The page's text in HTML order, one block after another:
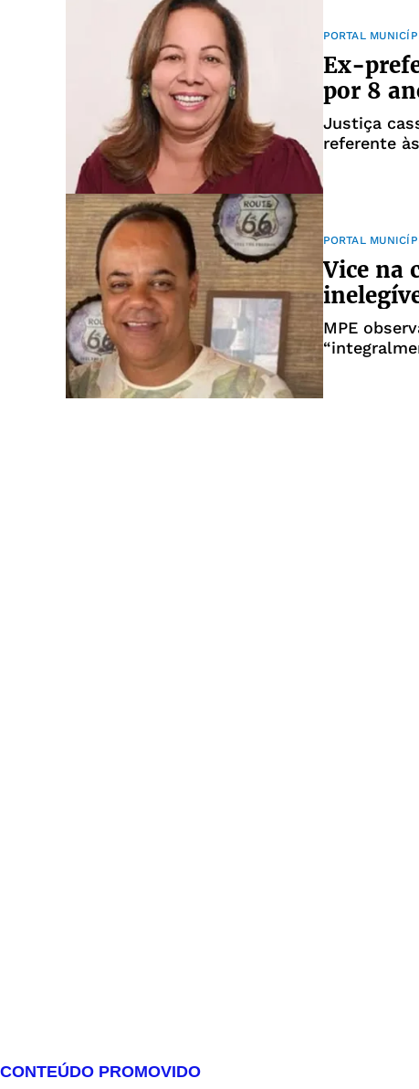
PORTAL
Ex-
por 8
Justiça
referente
PORTAL
Vice na
MPE observa que ex-prefeito Raul
“integralmente” prazo de 8 anos,